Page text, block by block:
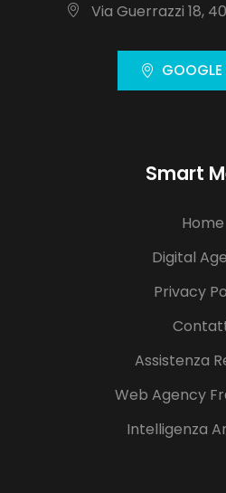
Via Guerrazzi 18,
Smart
Home
Digital
Privacy
Assistenza
Web Agency
Intelligenza